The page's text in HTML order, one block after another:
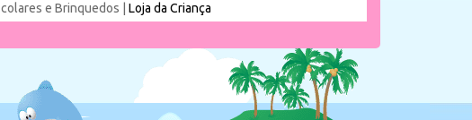
e Brinquedos | Loja da Criança